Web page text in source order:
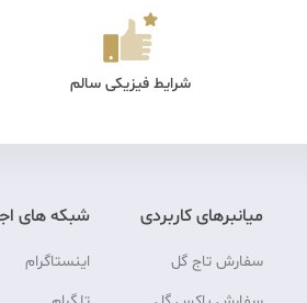
شرایط فیزیکی سالم
میانبرهای کاربردی
سفارش تاج گل
شبکه های
اینستاگرام